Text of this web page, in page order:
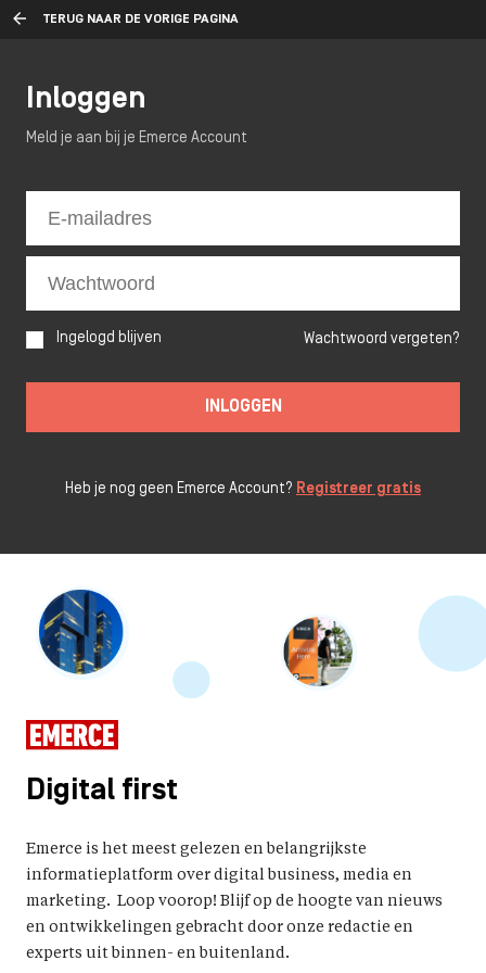
TERUG NAAR DE VORIGE PAGINA
Digital first
Emerce is het meest gelezen en belangrijkste
informatieplatform over digital business, media en
marketing. Loop voorop! Blijf op de hoogte van nieuws
en ontwikkelingen gebracht door onze redactie en
experts uit binnen- en buitenland.
Inloggen
Meld je aan bij je Emerce Account
Ingelogd blijven Wachtwoord vergeten?
INLOGGEN
Heb je nog geen Emerce Account? Registreer gratis